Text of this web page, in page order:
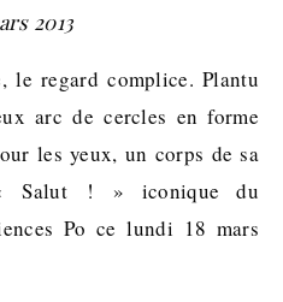
2013
arc de cercles en forme
les yeux, un corps de sa
Salut ! » iconique du
Po ce lundi 18 mars